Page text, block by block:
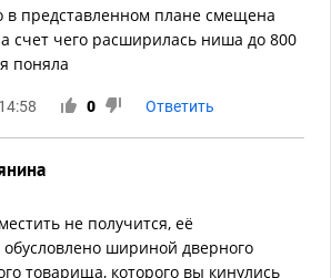
в представленном плане смещена
счет чего расширилась ниша до 800
поняла
0 Ответить
не получится, её
шириной дверного
товарища, которого вы кинулись